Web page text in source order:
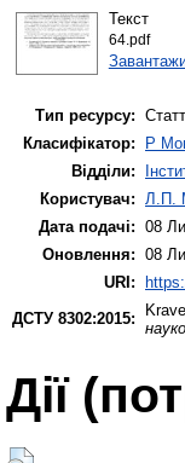
Текст
64.pdf
Тип ресурсу:
Класифікатор:
P
Відділи:
Користувач: Л.П.
Дата подачі: 08
Оновлення: 08
URI:
ДСТУ 8302:2015:
Дії